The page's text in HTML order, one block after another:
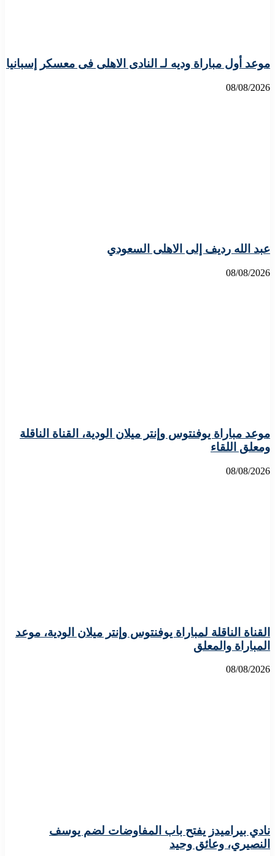
موعد أول مباراة وديه لـ النادى الاهلى فى معسكر إسبانيا
08/08/2026
عبد الله رديف إلى الاهلى السعودي
08/08/2026
موعد مباراة يوفنتوس وإنتر ميلان الودية، القناة الناقلة
ومعلق اللقاء
08/08/2026
القناة الناقلة لمباراة يوفنتوس وإنتر ميلان الودية، موعد
المباراة والمعلق
08/08/2026
نادي بيراميدز يفتح باب المفاوضات لضم يوسف
النصيري، وعائق وحيد